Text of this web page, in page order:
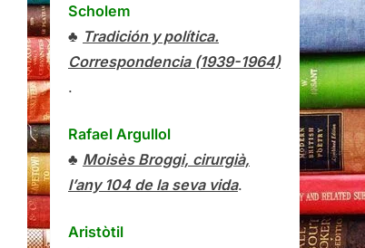
Scholem
♣ Tradición y política.
Correspondencia (1939-1964)
.
Rafael Argullol
♣ Moisès Broggi, cirurgià,
l’any 104 de la seva vida.
Aristòtil